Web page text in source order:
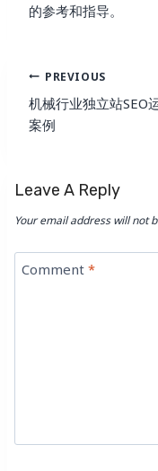
的参考和指导。
Post
Navigation
PREVIOUS
机械行业独立站SEO
案例
Leave A Reply
Your email address will not
Comment *